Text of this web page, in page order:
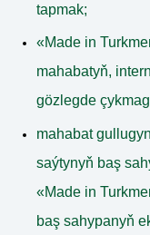
tapmak;
«Made in
mahabatyň,
gözlegde
mahabat
saýtynyň baş
«Made in
baş sahypanyň